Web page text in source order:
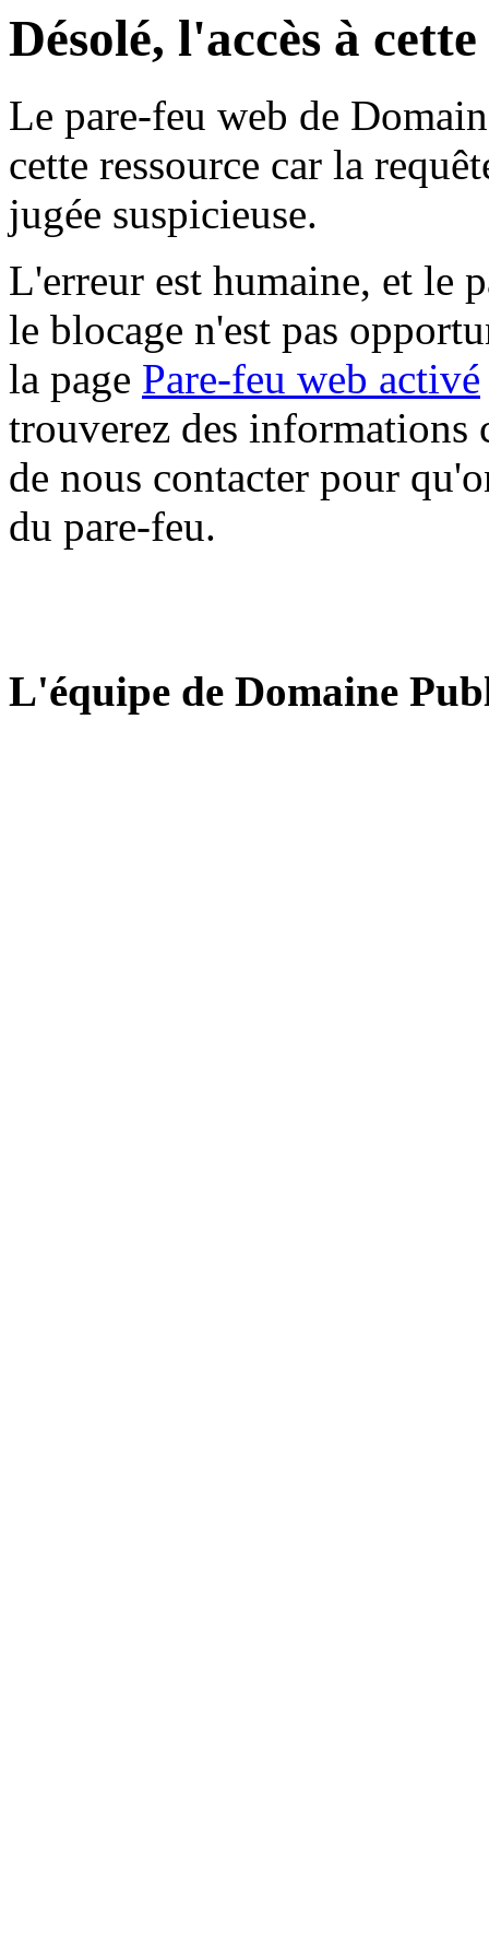
Désolé, l'accès à
Le pare-feu web de
cette ressource car la
jugée suspicieuse.
L'erreur est humaine, et le
le blocage n'est pas
la page Pare-feu web activé
trouverez des informations
de nous contacter pour
du pare-feu.
L'équipe de Domaine